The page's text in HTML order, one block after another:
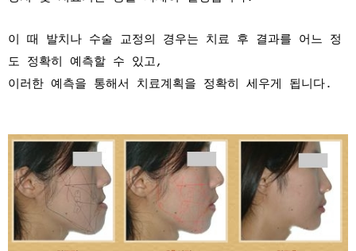
이 때 발치나 수술 교정의 경우는 치료 후 결과를 어느 정
도 정확히 예측할 수 있고,
이러한 예측을 통해서 치료계획을 정확히 세우게 됩니다.